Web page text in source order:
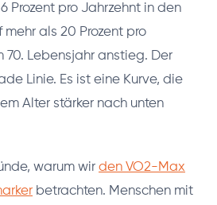
Prozent pro Jahrzehnt in den
als 20 Prozent pro
70. Lebensjahr anstieg. Der
Linie. Es ist eine Kurve, die
Alter stärker nach unten
warum wir den VO2-Max
betrachten. Menschen mit